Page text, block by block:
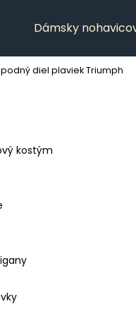
Dámsky
diel plaviek Triumph
kostým